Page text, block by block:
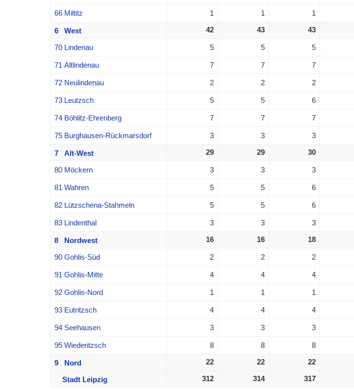
66 Miltitz 1 1 1
6 West 42 43 43
70 Lindenau 5 5 5
71 Altlindenau 7 7 7
72 Neulindenau 2 2 2
73 Leutzsch 5 5 6
74 Böhlitz-Ehrenberg 7 7 7
75 Burghausen-Rückmarsdorf 3 3 3
7 Alt-West 29 29 30
80 Möckern 3 3 3
81 Wahren 5 5 6
82 Lützschena-Stahmeln 5 5 6
83 Lindenthal 3 3 3
8 Nordwest 16 16 18
90 Gohlis-Süd 2 2 2
91 Gohlis-Mitte 4 4 4
92 Gohlis-Nord 1 1 1
93 Eutritzsch 4 4 4
94 Seehausen 3 3 3
95 Wiederitzsch 8 8 8
9 Nord 22 22 22
Stadt Leipzig 312 314 317